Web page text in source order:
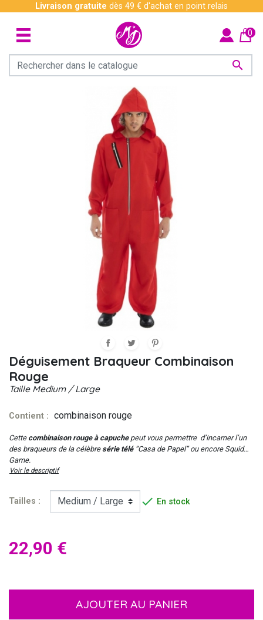
Livraison gratuite dès 49 € d'achat en point relais

0
Déguisement Braqueur Combinaison
Rouge
Taille Medium / Large
Contient : combinaison rouge
Cette combinaison rouge à capuchepeut vous permettre d’incarner l’un
des braqueurs de la célèbresérie télé“Casa de Papel”ou encoreSquid
Game.
Voir le descriptif
Tailles :  En stock
22,90 €
AJOUTER AU PANIER